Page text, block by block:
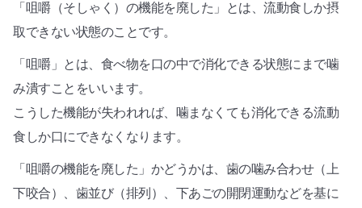
「咀嚼（そしゃく）の機能を廃した」とは、流動食しか摂
取できない状態のことです。
「咀嚼」とは、食べ物を口の中で消化できる状態にまで噛
み潰すことをいいます。
こうした機能が失われれば、噛まなくても消化できる流動
食しか口にできなくなります。
「咀嚼の機能を廃した」かどうかは、歯の噛み合わせ（上
下咬合）、歯並び（排列）、下あごの開閉運動などを基に